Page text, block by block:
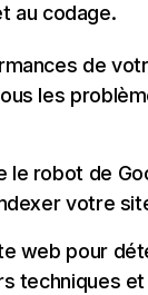
au codage.
de
les
le robot de
votre
web pour
techniques et